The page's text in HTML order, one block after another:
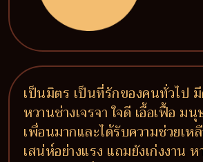
เป็นมิตร เป็นที่รักของคนทั่วไป
หวานช่างเจรจา ใจดี เอื้อเฟื้อ
เพื่อนมากและได้รับความช่วยเห
เสน่ห์อย่างแรง แถมยังเก่งงาน ห